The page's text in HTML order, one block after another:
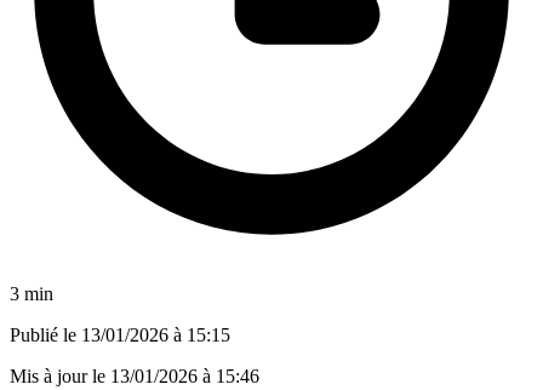
3 min
Publié le 13/01/2026 à 15:15
Mis à jour le 13/01/2026 à 15:46